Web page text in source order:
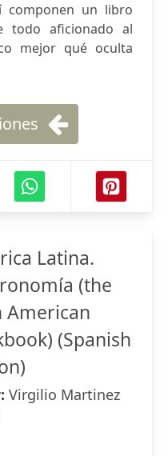
componen un libro
todo aficionado al
mejor qué oculta
Latina.
(the
American
(Spanish
Virgilio Martinez